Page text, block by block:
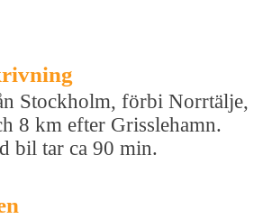
Stockholm, förbi Norrtälje,
8 km efter Grisslehamn.
bil tar ca 90 min.